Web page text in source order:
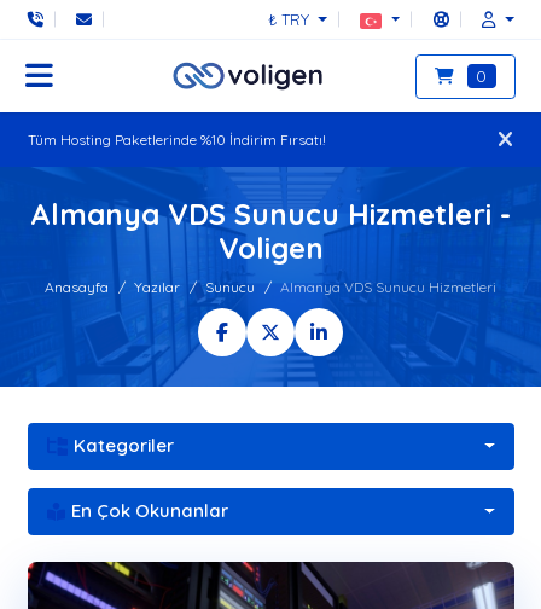
₺ TRY
0
Tüm Hosting Paketlerinde %10 İndirim Fırsatı!
Almanya VDS Sunucu Hizmetleri -
Voligen
Anasayfa Yazılar Sunucu Almanya VDS Sunucu Hizmetleri
Kategoriler
En Çok Okunanlar